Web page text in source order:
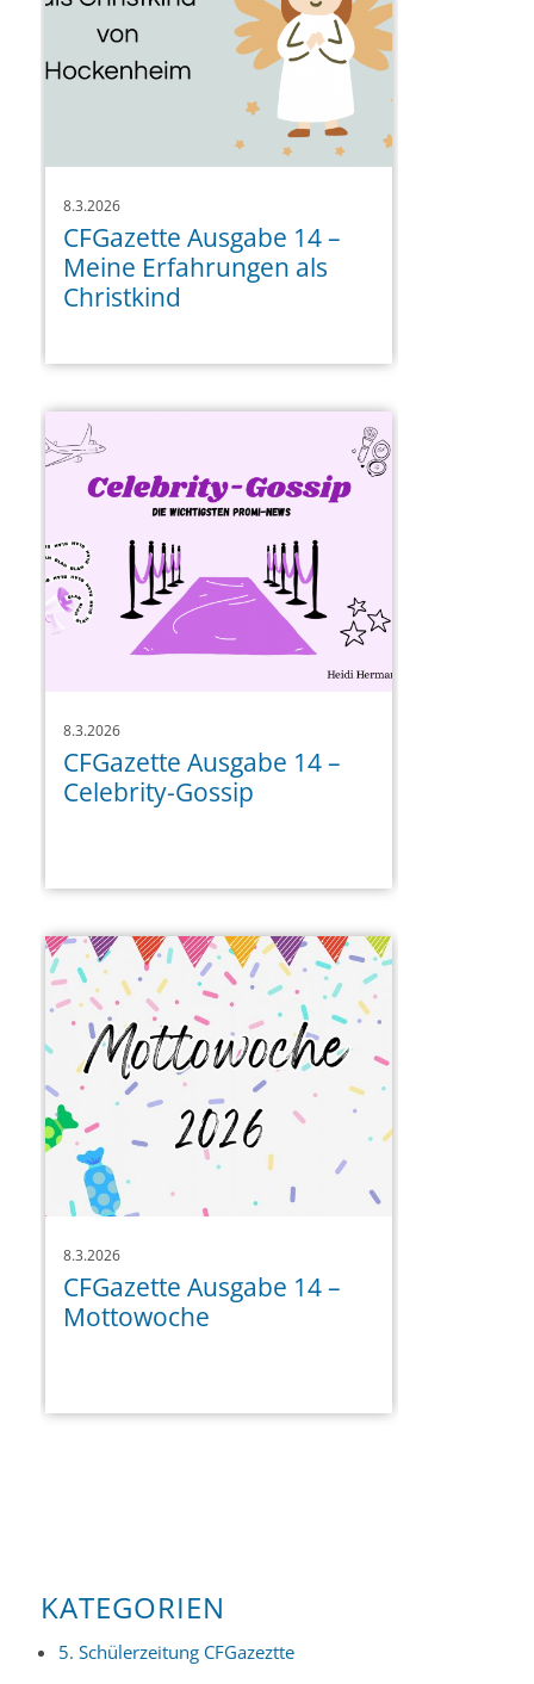
8.3.2026
CFGazette Ausgabe 14 –
Meine Erfahrungen als
Christkind
8.3.2026
CFGazette Ausgabe 14 –
Celebrity-Gossip
8.3.2026
CFGazette Ausgabe 14 –
Mottowoche
KATEGORIEN
5. Schülerzeitung CFGazeztte